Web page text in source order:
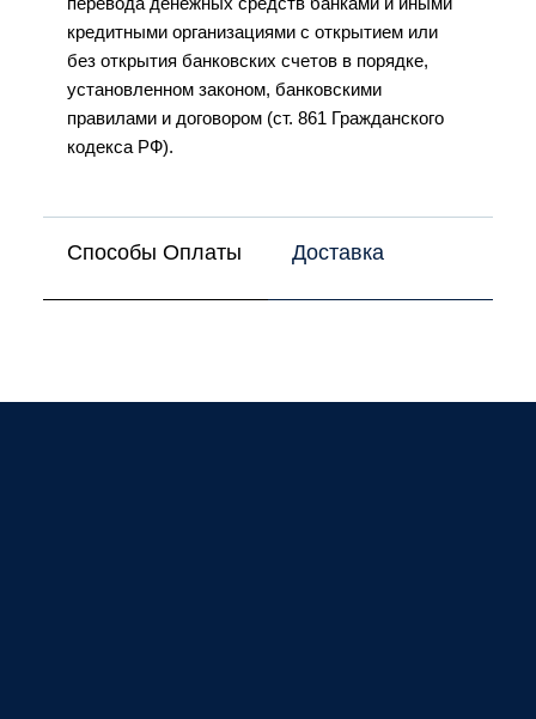
перевода денежных средств банками и иными
кредитными организациями с открытием или
без открытия банковских счетов в порядке,
установленном законом, банковскими
правилами и договором (ст. 861 Гражданского
кодекса РФ).
Способы Оплаты Доставка